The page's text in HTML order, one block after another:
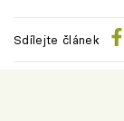
Sdílejte článek